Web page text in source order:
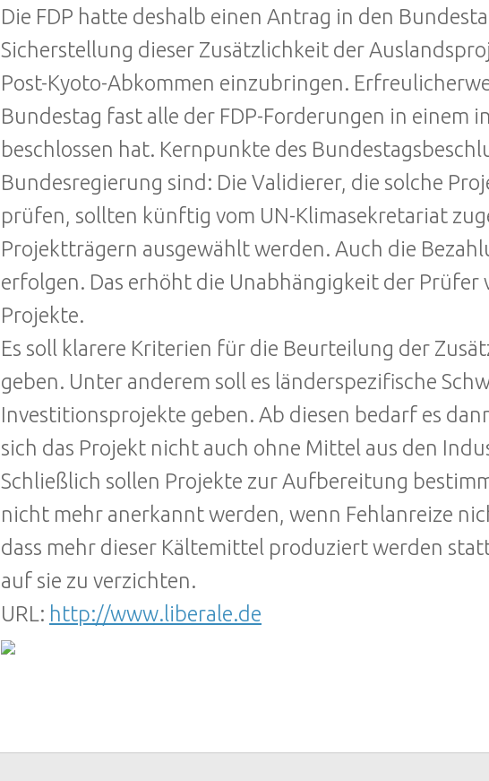
Die FDP hatte deshalb einen Antrag in den
Sicherstellung dieser Zusätzlichkeit der
Post-Kyoto-Abkommen einzubringen.
Bundestag fast alle der FDP-Forderungen in einem
beschlossen hat. Kernpunkte des
Bundesregierung sind: Die Validierer, die solche
prüfen, sollten künftig vom UN-Klimasekretariat
Projektträgern ausgewählt werden. Auch die
erfolgen. Das erhöht die Unabhängigkeit der
Projekte.
Es soll klarere Kriterien für die Beurteilung der
geben. Unter anderem soll es länderspezifische
Investitionsprojekte geben. Ab diesen bedarf es
sich das Projekt nicht auch ohne Mittel aus den
Schließlich sollen Projekte zur Aufbereitung
nicht mehr anerkannt werden, wenn Fehlanreize
dass mehr dieser Kältemittel produziert werden
auf sie zu verzichten.
URL: http://www.liberale.de